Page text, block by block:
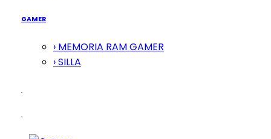
GAMER
› MEMORIA RAM GAMER
› SILLA